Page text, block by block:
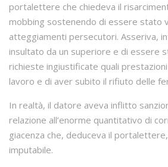
portalettere che chiedeva il
mobbing sostenendo di essere stato
atteggiamenti persecutori. Asseriva,
insultato da un superiore e di essere
richieste ingiustificate quali
lavoro e di aver subito il rifiuto delle
In realtà, il datore aveva inflitto
relazione all’enorme quantitativo di
giacenza che, deduceva il
imputabile.